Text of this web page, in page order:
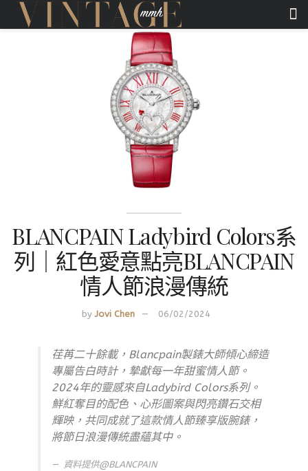
BLANCPAIN Ladybird Colors系
列｜紅色愛意點亮BLANCPAIN
情人節浪漫傳統
by Jovi Chen 06/02/2024
荏苒二十餘載，Blancpain製錶大師傾心締造
專屬告白時計，摯獻每一年甜蜜情人節。
2024年的靈感來自Ladybird Colors系列。
鮮紅奪目的配色、心形圖案與閃亮鑽石交相
輝映，共同成就了這款情人節臻享版腕錶，
將節日浪漫傳統盡蘊其中。
資料提供@BLANCPAIN